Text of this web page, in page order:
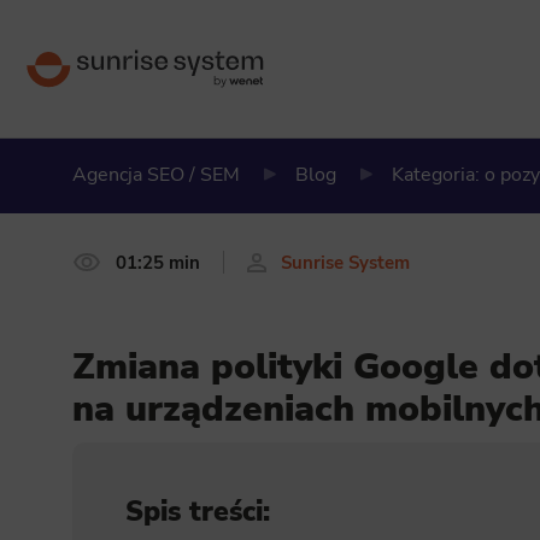
Agencja SEO / SEM Blog Kategoria: o
01:25 min Sunrise System
Zmiana polityki Google
na urządzeniach
Spis treści: